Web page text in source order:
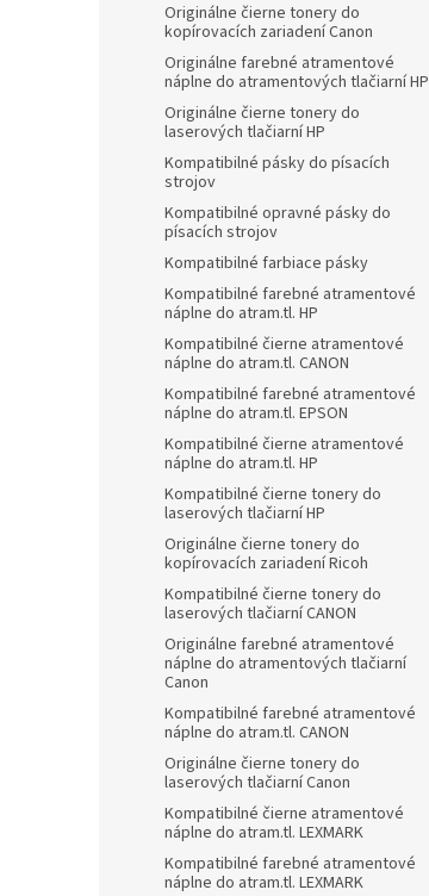
Originálne čierne tonery do
kopírovacích zariadení Canon
Originálne farebné atramentové
náplne do atramentových tlačiarní HP
Originálne čierne tonery do
laserových tlačiarní HP
Kompatibilné pásky do písacích
strojov
Kompatibilné opravné pásky do
písacích strojov
Kompatibilné farbiace pásky
Kompatibilné farebné atramentové
náplne do atram.tl. HP
Kompatibilné čierne atramentové
náplne do atram.tl. CANON
Kompatibilné farebné atramentové
náplne do atram.tl. EPSON
Kompatibilné čierne atramentové
náplne do atram.tl. HP
Kompatibilné čierne tonery do
laserových tlačiarní HP
Originálne čierne tonery do
kopírovacích zariadení Ricoh
Kompatibilné čierne tonery do
laserových tlačiarní CANON
Originálne farebné atramentové
náplne do atramentových tlačiarní
Canon
Kompatibilné farebné atramentové
náplne do atram.tl. CANON
Originálne čierne tonery do
laserových tlačiarní Canon
Kompatibilné čierne atramentové
náplne do atram.tl. LEXMARK
Kompatibilné farebné atramentové
náplne do atram.tl. LEXMARK